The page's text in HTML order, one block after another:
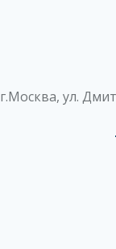
г.Москва, ул.